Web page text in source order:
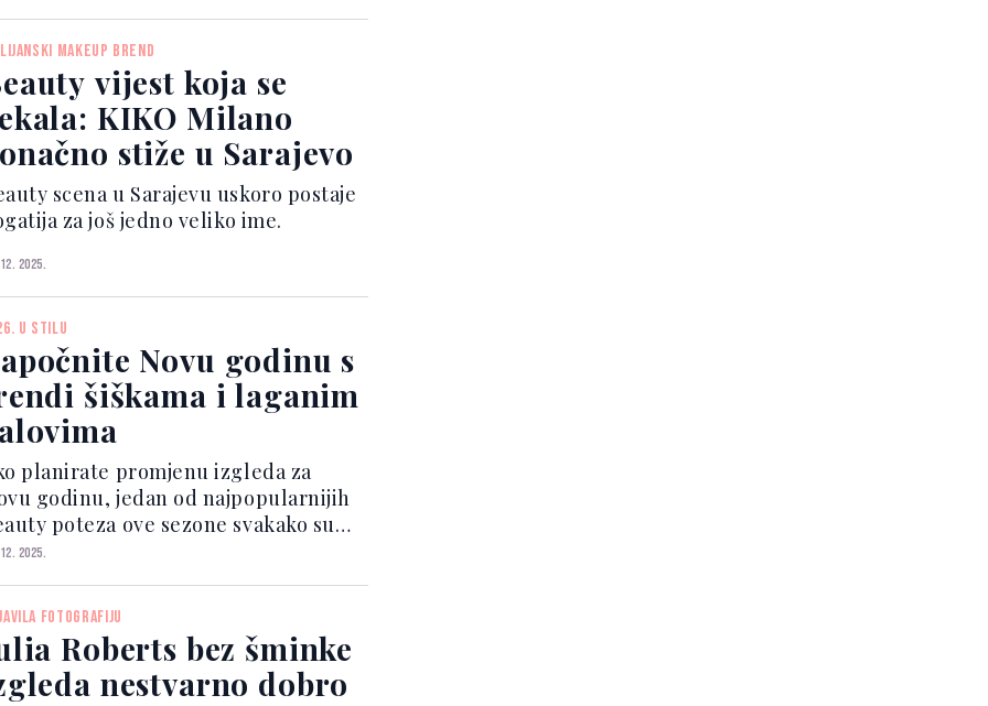
MAKEUP BREND
vijest koja se
KIKO Milano
stiže u Sarajevo
scena u Sarajevu uskoro postaje
za još jedno veliko ime.
2025.
U STILU
Novu godinu s
šiškama i laganim
planirate promjenu izgleda za
godinu, jedan od najpopularnijih
poteza ove sezone svakako su
u kombinaciji s mekanim,
2025.
FOTOGRAFIJU
Roberts bez šminke
nestvarno dobro